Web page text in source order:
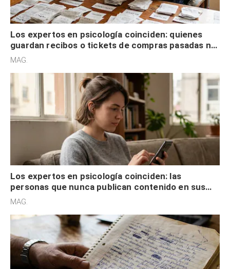
Los expertos en psicología coinciden: quienes
guardan recibos o tickets de compras pasadas no
son acumuladores, sino que tienen necesidad de
MAG.
Los expertos en psicología coinciden: las
personas que nunca publican contenido en sus
redes sociales no pretenden buscar validación
MAG.